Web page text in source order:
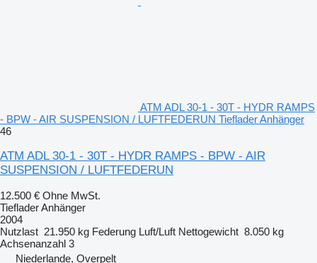
ATM ADL 30-1 - 30T - HYDR RAMPS
- BPW - AIR SUSPENSION / LUFTFEDERUN Tieflader Anhänger
46
ATM ADL 30-1 - 30T - HYDR RAMPS - BPW - AIR
SUSPENSION / LUFTFEDERUN
12.500 € Ohne MwSt.
Tieflader Anhänger
2004
Nutzlast 21.950 kg Federung Luft/Luft Nettogewicht 8.050 kg
Achsenanzahl 3
Niederlande, Overpelt